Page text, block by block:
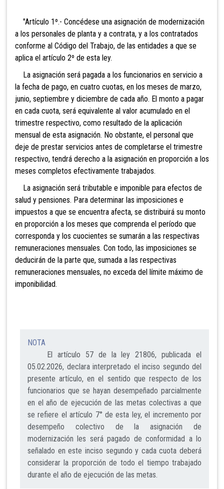
"Artículo 1º.- Concédese una asignación de modernización
a los personales de planta y a contrata, y a los contratados
conforme al Código del Trabajo, de las entidades a que se
aplica el artículo 2º de esta ley.
La asignación será pagada a los funcionarios en servicio a
la fecha de pago, en cuatro cuotas, en los meses de marzo,
junio, septiembre y diciembre de cada año. El monto a pagar
en cada cuota, será equivalente al valor acumulado en el
trimestre respectivo, como resultado de la aplicación
mensual de esta asignación. No obstante, el personal que
deje de prestar servicios antes de completarse el trimestre
respectivo, tendrá derecho a la asignación en proporción a los
meses completos efectivamente trabajados.
La asignación será tributable e imponible para efectos de
salud y pensiones. Para determinar las imposiciones e
impuestos a que se encuentra afecta, se distribuirá su monto
en proporción a los meses que comprenda el período que
corresponda y los cuocientes se sumarán a las respectivas
remuneraciones mensuales. Con todo, las imposiciones se
deducirán de la parte que, sumada a las respectivas
remuneraciones mensuales, no exceda del límite máximo de
imponibilidad.
NOTA
El artículo 57 de la ley 21806, publicada el
05.02.2026, declara interpretado el inciso segundo del
presente artículo, en el sentido que respecto de los
funcionarios que se hayan desempeñado parcialmente
en el año de ejecución de las metas colectivas a que
se refiere el artículo 7° de esta ley, el incremento por
desempeño colectivo de la asignación de
modernización les será pagado de conformidad a lo
señalado en este inciso segundo y cada cuota deberá
considerar la proporción de todo el tiempo trabajado
durante el año de ejecución de las metas.